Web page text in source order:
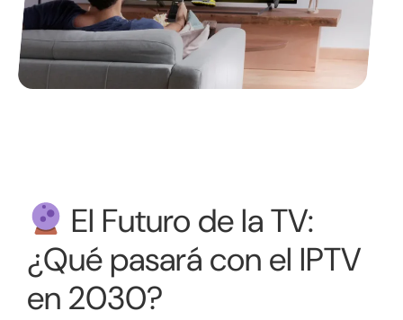
El Futuro de la TV:
¿Qué pasará con el IPTV
en 2030?